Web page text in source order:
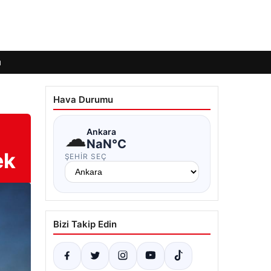
Hava Durumu
☁Ankara
NaN°C
ŞEHIR SEÇ
Bizi Takip Edin